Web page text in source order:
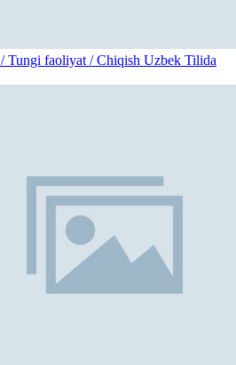
Tungi faoliyat / Chiqish Uzbek Tilida